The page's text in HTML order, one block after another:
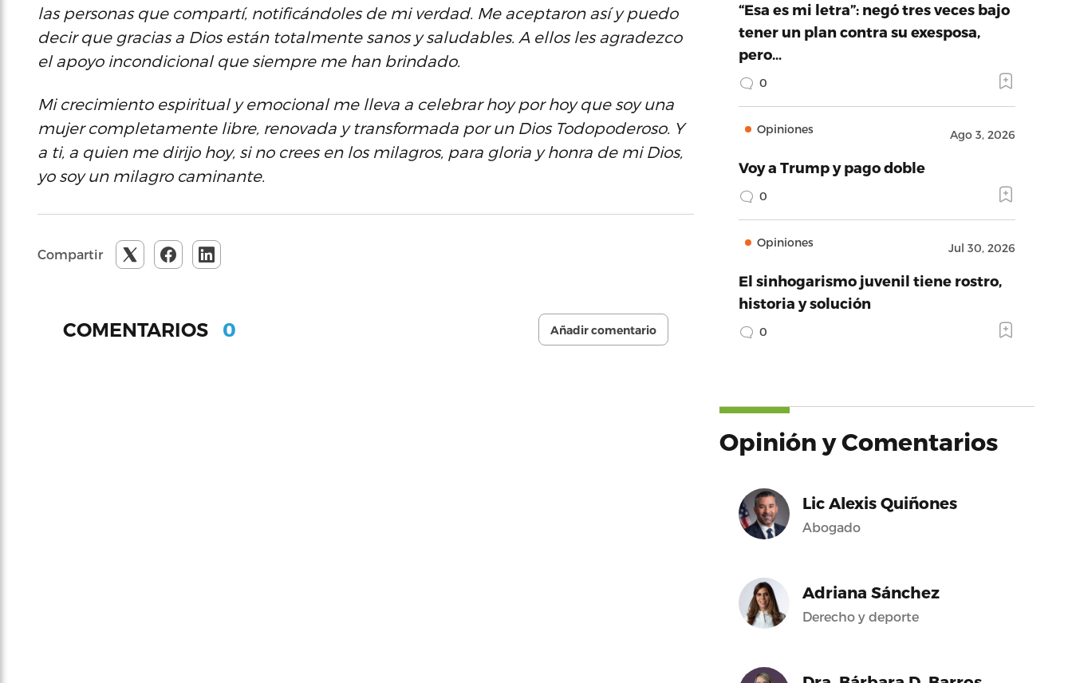
las personas que compartí, notificándoles de mi verdad. Me aceptaron así y puedo
decir que gracias a Dios están totalmente sanos y saludables. A ellos les agradezco
el apoyo incondicional que siempre me han brindado.
Mi crecimiento espiritual y emocional me lleva a celebrar hoy por hoy que soy una
mujer completamente libre, renovada y transformada por un Dios Todopoderoso. Y
a ti, a quien me dirijo hoy, si no crees en los milagros, para gloria y honra de mi Dios,
yo soy un milagro caminante.
Compartir
COMENTARIOS 0 Añadir comentario
“Esa es mi letra”: negó tres veces bajo
tener un plan contra su exesposa,
pero…
0
Opiniones Ago 3, 2026
Voy a Trump y pago doble
0
Opiniones Jul 30, 2026
El sinhogarismo juvenil tiene rostro,
historia y solución
0
Opinión y Comentarios
Lic Alexis Quiñones
Abogado
Adriana Sánchez
Derecho y deporte